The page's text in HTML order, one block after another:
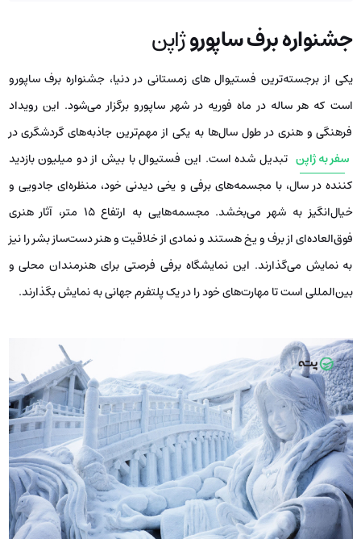
جشنواره برف ساپوروژاپن
یکی از برجسته‌ترین فستیوال های زمستانی در دنیا، جشنواره برف ساپورو
است که هر ساله در ماه فوریه در شهر ساپورو برگزار می‌شود. این رویداد
فرهنگی و هنری در طول سال‌ها به یکی از مهم‌ترین جاذبه‌های گردشگری در
سفر به ژاپن تبدیل شده است. این فستیوال با بیش از دو میلیون بازدید
کننده در سال، با مجسمه‌های برفی و یخی دیدنی خود، منظره‌ای جادویی و
خیال‌انگیز به شهر می‌بخشد. مجسمه‌هایی به ارتفاع 15 متر، آثار هنری
فوق‌العاده‌ای از برف و یخ هستند و نمادی از خلاقیت و هنر دست‌ساز بشر را نیز
به نمایش می‌گذارند. این نمایشگاه برفی فرصتی برای هنرمندان محلی و
بین‌المللی است تا مهارت‌های خود را در یک پلتفرم جهانی به نمایش بگذارند.